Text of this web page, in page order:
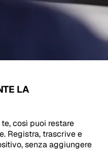
LA
così puoi restare
Registra, trascrive e
senza aggiungere